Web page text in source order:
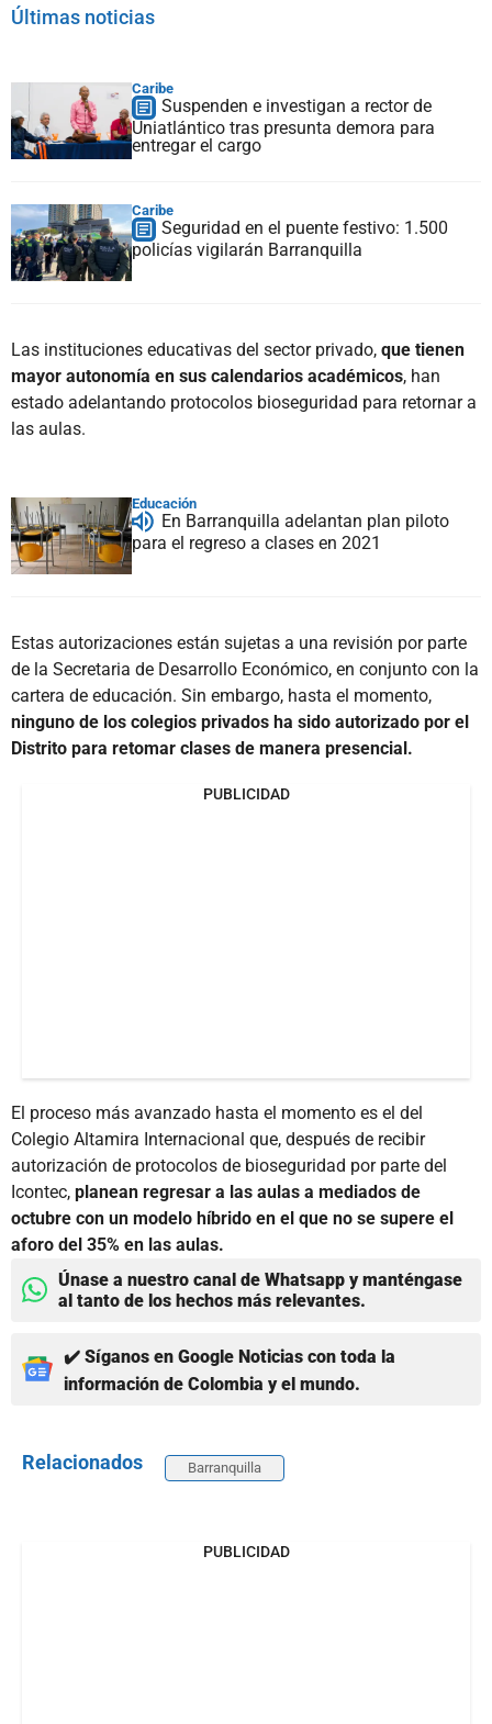
Últimas noticias
Caribe
Suspenden e investigan a rector de
Uniatlántico tras presunta demora para
entregar el cargo
Caribe
Seguridad en el puente festivo: 1.500
policías vigilarán Barranquilla
Las instituciones educativas del sector privado, que tienen
mayor autonomía en sus calendarios académicos, han
estado adelantando protocolos bioseguridad para retornar a
las aulas.
Educación
En Barranquilla adelantan plan piloto
para el regreso a clases en 2021
Estas autorizaciones están sujetas a una revisión por parte
de la Secretaria de Desarrollo Económico, en conjunto con la
cartera de educación. Sin embargo, hasta el momento,
ninguno de los colegios privados ha sido autorizado por el
Distrito para retomar clases de manera presencial.
PUBLICIDAD
El proceso más avanzado hasta el momento es el del
Colegio Altamira Internacional que, después de recibir
autorización de protocolos de bioseguridad por parte del
Icontec, planean regresar a las aulas a mediados de
octubre con un modelo híbrido en el que no se supere el
aforo del 35% en las aulas.
Únase a nuestro canal de Whatsapp y manténgase
al tanto de los hechos más relevantes.
✔️ Síganos en Google Noticias con toda la
información de Colombia y el mundo.
Relacionados Barranquilla
PUBLICIDAD